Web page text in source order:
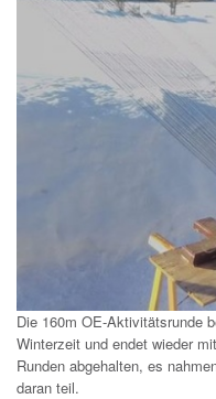
Die 160m OE-Aktivitätsrunde
Winterzeit und endet wieder
Runden abgehalten, es
daran teil.